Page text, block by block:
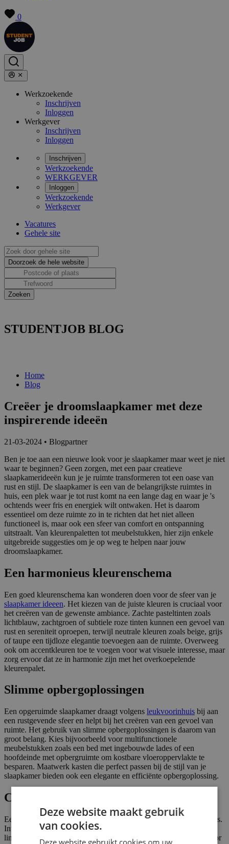
0
Werkzoekende
Inschrijven
Inloggen
Werkgever
Inschrijven
Inloggen
Inschrijven
Werkzoekende
WERKGEVER
Inloggen
Werkzoekende
Werkgever
Vacatures
Gehele site
STUDENTJOB BLOG
Home
Blog
Creëer je droomslaapkamer met deze
inspirerende ideeën
21-03-2024 • Blogpartner
Ben je toe aan een nieuwe look voor je slaapkamer maar weet je niet
waar te beginnen? Geen zorgen, met een paar creatieve
slaapkamerideeën kun je je ruimte transformeren tot een oase van
rust en stijl. De slaapkamer is een van de belangrijkste ruimtes in
huis, een plek waar je tot rust komt na een lange dag en waar je 's
ochtends weer fris en energiek wilt ontwaken. Het is daarom
essentieel om deze ruimte zo in te richten dat het niet alleen
functioneel is, maar ook een sfeer van comfort en ontspanning
uitstraalt. Van kleurenpaletten tot meubelstukken, hier zijn enkele
uitgebreide suggesties om je op weg te helpen naar jouw
droomslaapkamer.
Een harmonieus kleurenschema
Een goed kleurenschema kan wonderen doen voor de sfeer van je
slaapkamer ideeen. Het kiezen van de juiste kleuren is cruciaal voor
het creëren van de gewenste ambiance. Zachte pasteltinten zoals
lichtblauw, zachtgroen of subtiele roze tinten kunnen een gevoel van
rust en sereniteit oproepen, terwijl neutrale kleuren zoals beige, grijs
of taupe een tijdloze elegantie toevoegen aan de ruimte. Overweeg
ook om accentkleuren toe te voegen voor wat visuele interesse, maar
zorg ervoor dat ze in harmonie zijn met het overkoepelende
kleurenpalet.
Slimme opbergoplossingen
Een opgeruimde slaapkamer draagt volgens leukvoorinhuis bij aan
een rustgevende sfeer en helpt bij het creëren van een gevoel van
ruimte. Het gebruik van slimme opbergoplossingen is daarom van
groot belang. Kies bijvoorbeeld voor multifunctionele
meubelstukken zoals een bed met ingebouwde lades of een
hoofdeinde met opbergruimte om kostbare vloeroppervlakte te
besparen. Maatwerk kasten die perfect passen bij de stijl van je
slaapkamer bieden ook een elegante en efficiënte opbergoplossing.
Comfortabel beddengoed en kussens
Een goede nachtrust begint bij comfortabel beddengoed en kussens.
Investeer in hoogwaardige materialen zoals zacht katoen, luxe
linnen of zijde voor een heerlijk zacht en luxueus gevoel. Kies voor
Deze website maakt gebruik
van cookies.
Deze website gebruikt cookies om uw